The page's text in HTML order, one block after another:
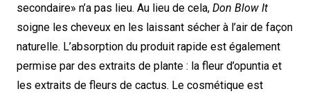
secondaire» n’a pas lieu. Au lieu de cela, Don Blow It
soigne les cheveux en les laissant sécher à l’air de façon
naturelle. L’absorption du produit rapide est également
permise par des extraits de plante : la fleur d’opuntia et
les extraits de fleurs de cactus. Le cosmétique est